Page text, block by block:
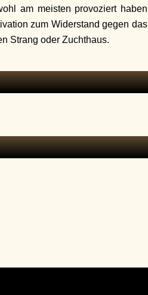
am meisten provoziert haben
zum Widerstand gegen das
Strang oder Zuchthaus.